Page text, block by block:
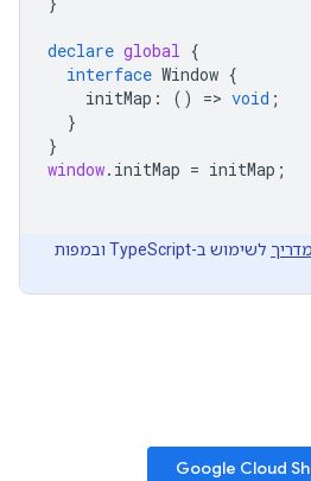
declare global
interface Window
initMap : () => void
window.initMap = initMap
לשימוש ב-TypeScript ובמפות
Google Cloud